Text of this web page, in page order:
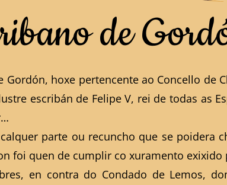
de
hoxe pertencente ao Concello de
escribán de Felipe V, rei de todas as
parte ou recuncho que se poidera
foi quen de cumplir co xuramento exixido
en contra do Condado de Lemos,